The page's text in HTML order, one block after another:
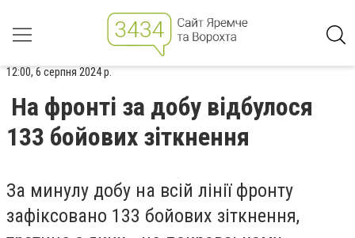
12:00, 6 серпня 2024 р.
На фронті за добу відбулося
133 бойових зіткнення
За минулу добу на всій лінії фронту
зафіксовано 133 бойових зіткнення,